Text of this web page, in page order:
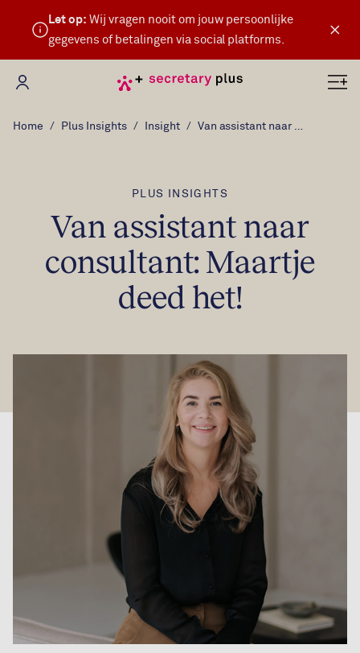
×
Let op: Wij vragen nooit om jouw persoonlijke
gegevens of betalingen via social platforms.
Mijn Secretary Plus
Home Plus Insights Insight Van assistant naar consultant: Maartje deed het!
PLUS INSIGHTS
Van assistant naar
consultant: Maartje
deed het!